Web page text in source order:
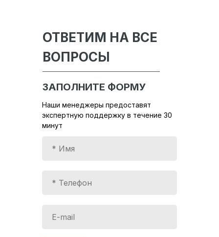
ОТВЕТИМ НА ВСЕ
ВОПРОСЫ
Наши менеджеры предоставят
экспертную поддержку в течение 30
минут
ЗАПОЛНИТЕ ФОРМУ